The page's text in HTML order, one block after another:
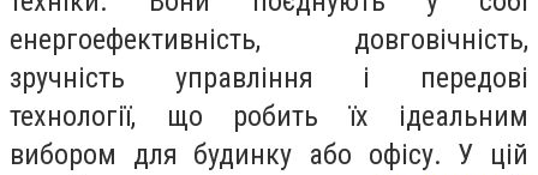
енергоефективність, довговічність,
зручність управління і передові
технології, що робить їх ідеальним
вибором для будинку або офісу. У цій